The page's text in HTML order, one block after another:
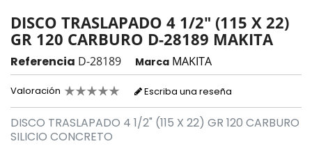
DISCO TRASLAPADO 4 1/2" (115 X 22)
GR 120 CARBURO D-28189 MAKITA
Referencia D-28189 Marca MAKITA
Valoración Escriba una reseña
DISCO TRASLAPADO 4 1/2" (115 X 22) GR 120 CARBURO
SILICIO CONCRETO